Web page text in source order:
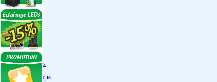
Dark Room II
GrowLab
Box par taille
Box 40 cm
Box 60 cm
Box 80-90 cm
Box 120 cm
Autres tailles Box
Box double étages
Engrais par familles
Engrais terre
Engrais hydroponique